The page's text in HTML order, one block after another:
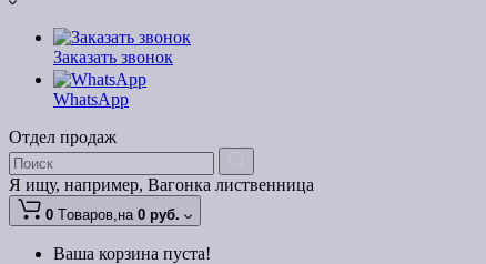
Заказать звонок
WhatsApp
Отдел продаж
Я ищу, например, Вагонка лиственница
0 Tоваров,на 0 руб.
Ваша корзина пуста!